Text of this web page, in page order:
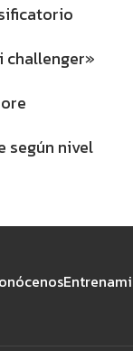
challenger»
según nivel